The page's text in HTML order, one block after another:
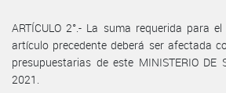
ARTÍCULO 2°.- La suma requerida para
artículo precedente deberá ser afectada
presupuestarias de este MINISTERIO DE
2021.